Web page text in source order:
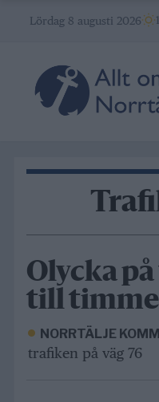
Lördag 8 augusti 2026
Olycka på
till
NORRTÄLJE
trafiken på väg 76